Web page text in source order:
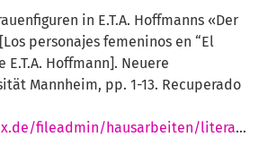
in E.T.A. Hoffmanns «Der
personajes femeninos en “El
Hoffmann]. Neuere
Mannheim, pp. 1-13. Recuperado